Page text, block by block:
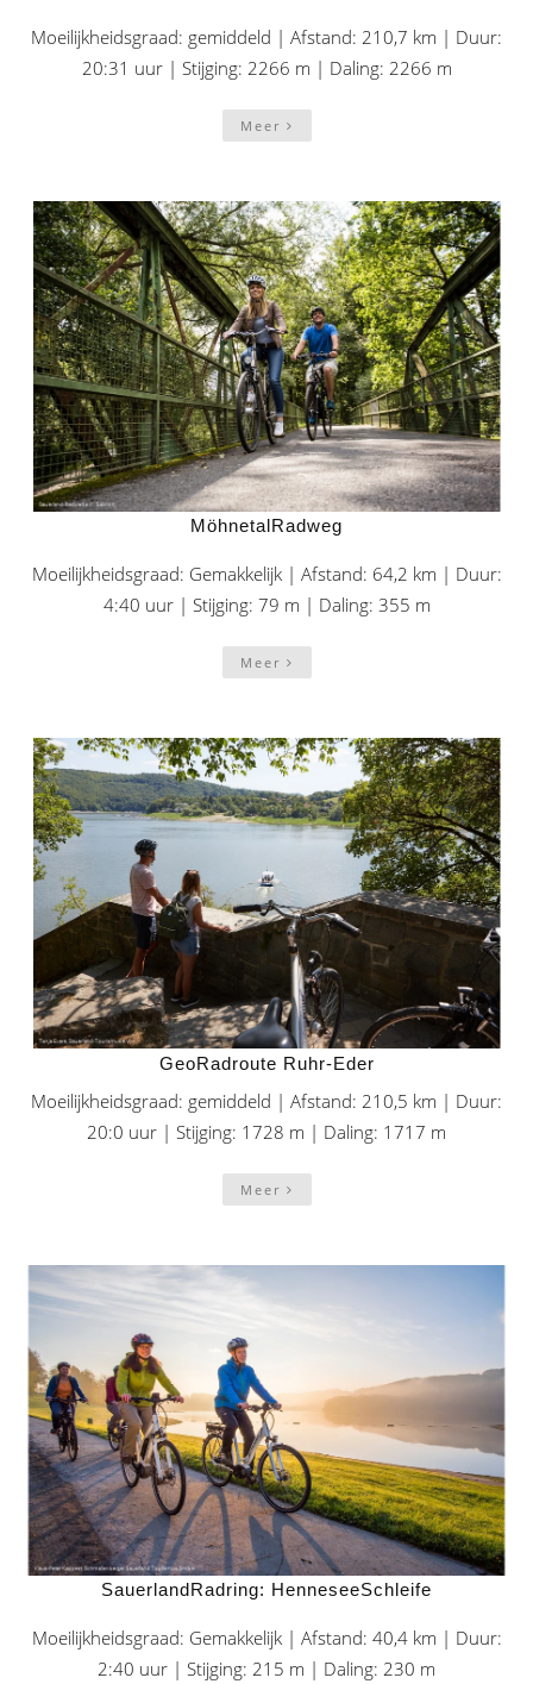
Moeilijkheidsgraad: gemiddeld | Afstand: 210,7 km | Duur:
20:31 uur | Stijging: 2266 m | Daling: 2266 m
Meer
MöhnetalRadweg
Moeilijkheidsgraad: Gemakkelijk | Afstand: 64,2 km | Duur:
4:40 uur | Stijging: 79 m | Daling: 355 m
Meer
GeoRadroute Ruhr-Eder
Moeilijkheidsgraad: gemiddeld | Afstand: 210,5 km | Duur:
20:0 uur | Stijging: 1728 m | Daling: 1717 m
Meer
SauerlandRadring: HenneseeSchleife
Moeilijkheidsgraad: Gemakkelijk | Afstand: 40,4 km | Duur:
2:40 uur | Stijging: 215 m | Daling: 230 m